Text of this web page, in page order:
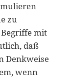
zu
mit
daß
Denk­weise
wenn